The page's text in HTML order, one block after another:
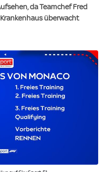
da Teamchef Fred
überwacht